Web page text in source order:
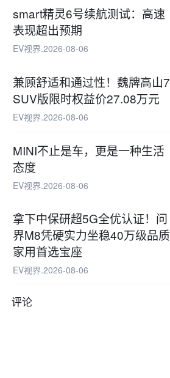
smart精灵6号续航测试：高速
表现超出预期
EV视界.2026-08-06
兼顾舒适和通过性！魏牌高山7
SUV版限时权益价27.08万元
EV视界.2026-08-06
MINI不止是车，更是一种生活
态度
EV视界.2026-08-06
拿下中保研超5G全优认证！问
界M8凭硬实力坐稳40万级品质
家用首选宝座
EV视界.2026-08-06
评论